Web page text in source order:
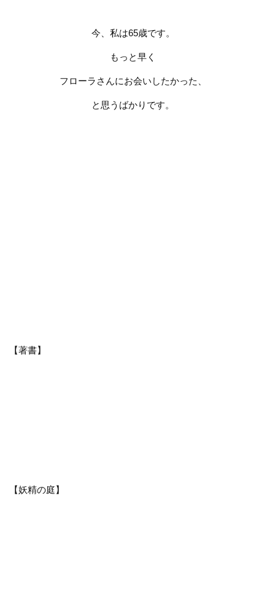
今、私は65歳です。
もっと早く
フローラさんにお会いしたかった、
と思うばかりです。
【著書】
【妖精の庭】